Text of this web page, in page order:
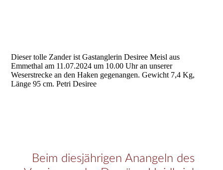
Dieser tolle Zander ist Gastanglerin Desiree Meisl aus
Emmethal am 11.07.2024 um 10.00 Uhr an unserer
Weserstrecke an den Haken gegenangen. Gewicht 7,4 Kg,
Länge 95 cm. Petri Desiree
Beim diesjährigen Anangeln des